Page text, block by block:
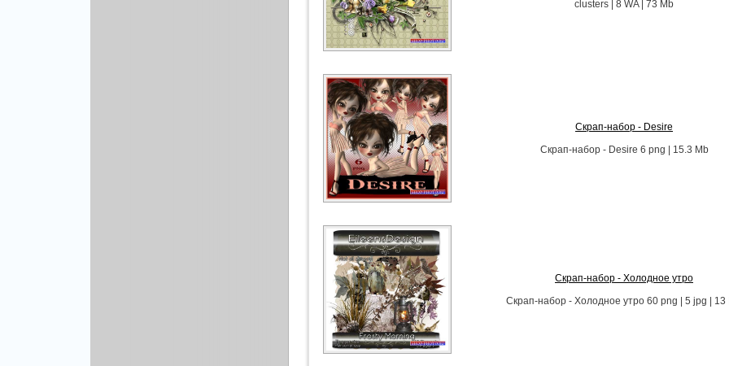
clusters | 8 WA | 73 Mb
Скрап-набор - Desire
Скрап-набор - Desire 6 png | 15.3 Mb
Скрап-набор - Холодное утро
Скрап-набор - Холодное утро 60 png | 5 jpg | 13